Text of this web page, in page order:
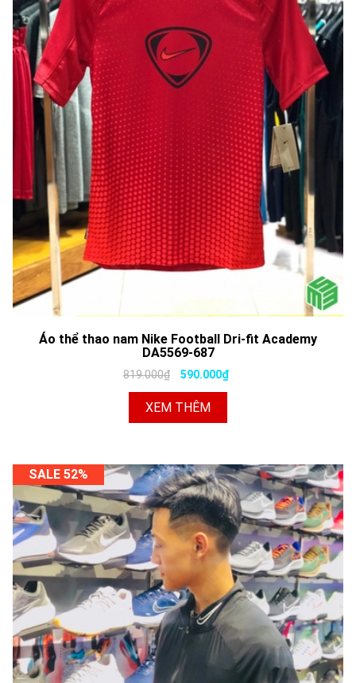
Áo thể thao nam Nike Football Dri-fit Academy
DA5569-687
819.000₫ 590.000₫
XEM THÊM
SALE 52%